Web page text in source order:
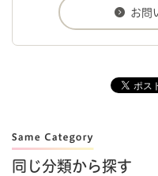
同じ分類から探す